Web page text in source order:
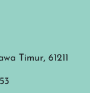
Timur, 61211